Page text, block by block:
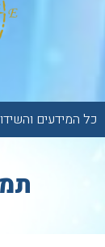
כל המידעים